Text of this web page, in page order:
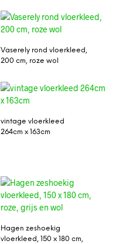
Vaserely rond vloerkleed,
200 cm, roze wol
vintage vloerkleed
264cm x 163cm
Hagen zeshoekig
vloerkleed, 150 x 180 cm,